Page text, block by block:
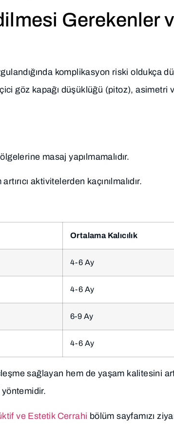
Gerekenler
komplikasyon riski oldukça
göz kapağı düşüklüğü (pitoz), asimetri
masaj yapılmamalıdır.
aktivitelerden kaçınılmalıdır.
Ortalama Kalıcılık
4-6 Ay
4-6 Ay
6-9 Ay
4-6 Ay
sağlayan hem de yaşam kalitesini
ve Estetik Cerrahi bölüm sayfamızı